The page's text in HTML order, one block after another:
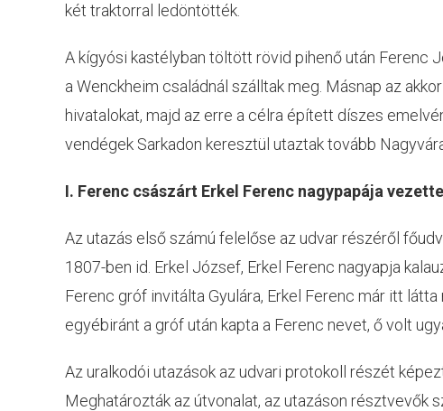
két traktorral ledöntötték.
A kígyósi kastélyban töltött rövid pihenő után Ferenc
a Wenckheim családnál szálltak meg. Másnap az
hivatalokat, majd az erre a célra épített díszes
vendégek Sarkadon keresztül utaztak tovább
I. Ferenc császárt Erkel Ferenc nagypapája
Az utazás első számú felelőse az udvar részéről
1807-ben id. Erkel József, Erkel Ferenc nagyapja
Ferenc gróf invitálta Gyulára, Erkel Ferenc már itt
egyébiránt a gróf után kapta a Ferenc nevet, ő volt
Az uralkodói utazások az udvari protokoll részét
Meghatározták az útvonalat, az utazáson résztvevők